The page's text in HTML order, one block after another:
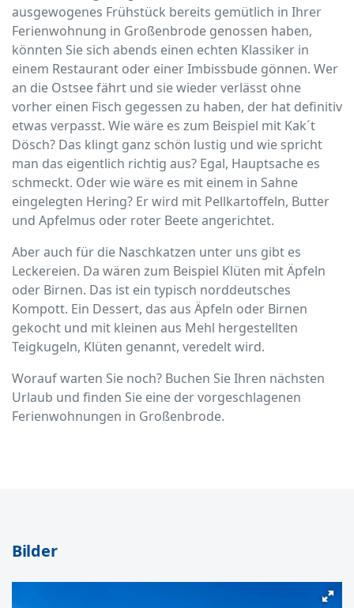
ausgewogenes Frühstück bereits gemütlich in Ihrer
Ferienwohnung in Großenbrode genossen haben,
könnten Sie sich abends einen echten Klassiker in
einem Restaurant oder einer Imbissbude gönnen. Wer
an die Ostsee fährt und sie wieder verlässt ohne
vorher einen Fisch gegessen zu haben, der hat definitiv
etwas verpasst. Wie wäre es zum Beispiel mit Kak´t
Dösch? Das klingt ganz schön lustig und wie spricht
man das eigentlich richtig aus? Egal, Hauptsache es
schmeckt. Oder wie wäre es mit einem in Sahne
eingelegten Hering? Er wird mit Pellkartoffeln, Butter
und Apfelmus oder roter Beete angerichtet.
Aber auch für die Naschkatzen unter uns gibt es
Leckereien. Da wären zum Beispiel Klüten mit Äpfeln
oder Birnen. Das ist ein typisch norddeutsches
Kompott. Ein Dessert, das aus Äpfeln oder Birnen
gekocht und mit kleinen aus Mehl hergestellten
Teigkugeln, Klüten genannt, veredelt wird.
Worauf warten Sie noch? Buchen Sie Ihren nächsten
Urlaub und finden Sie eine der vorgeschlagenen
Ferienwohnungen in Großenbrode.
Bilder